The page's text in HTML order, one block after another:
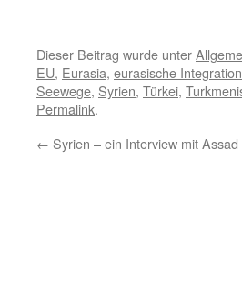
Dieser Beitrag wurde unter
EU, Eurasia, eurasische Integration
Seewege, Syrien, Türkei,
Permalink.
← Syrien – ein Interview mit Assad